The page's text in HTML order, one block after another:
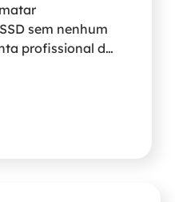
sem nenhum
profissional de